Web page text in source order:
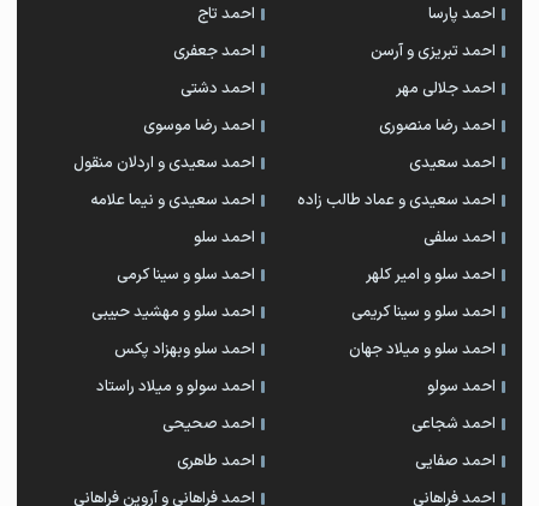
احمد پارسا
احمد تاج
احمد تبریزی و آرسن
احمد جعفری
احمد جلالی مهر
احمد دشتی
احمد رضا منصوری
احمد رضا موسوی
احمد سعیدی
احمد سعیدی و اردلان منقول
احمد سعیدی و عماد طالب زاده
احمد سعیدی و نیما علامه
احمد سلفی
احمد سلو
احمد سلو و امیر کلهر
احمد سلو و سینا کرمی
احمد سلو و سینا کریمی
احمد سلو و مهشید حبیبی
احمد سلو و میلاد جهان
احمد سلو وبهزاد پکس
احمد سولو
احمد سولو و میلاد راستاد
احمد شجاعی
احمد صحیحی
احمد صفایی
احمد طاهری
احمد فراهانی
احمد فراهانی و آروین فراهانی